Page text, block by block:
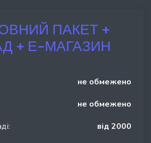
ПАКЕТ +
+ Е-МАГАЗИН
не обмежено
не обмежено
від 2000